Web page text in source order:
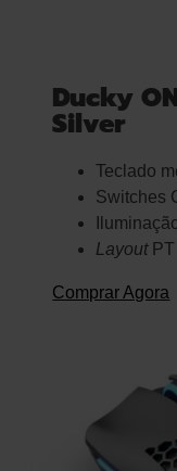
Ducky
Silver
Teclado
Switches
Layout PT
Comprar Agora